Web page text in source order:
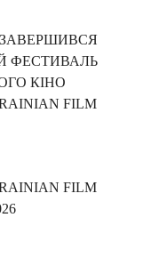
ФЕСТИВАЛЬ
КІНО
FILM
FILM